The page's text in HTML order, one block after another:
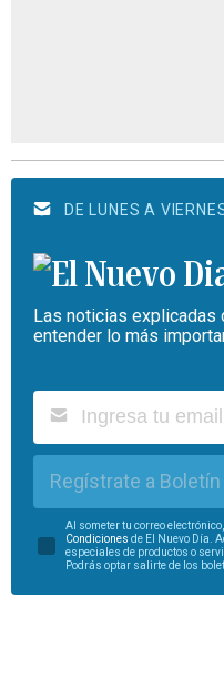
DE LUNES A
Las noticias explicadas
entender lo más
Regístrate a Boletín
Al someter tu correo
Condiciones de El Nuevo Día.
especiales de productos o
Podrás optar salirte de los